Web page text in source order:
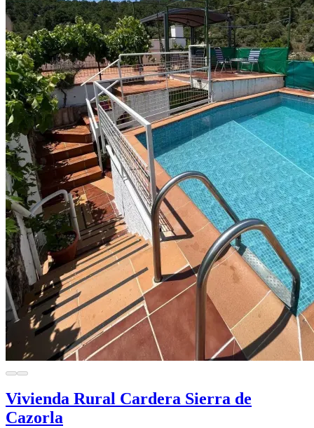
Vivienda Rural Cardera Sierra de
Cazorla